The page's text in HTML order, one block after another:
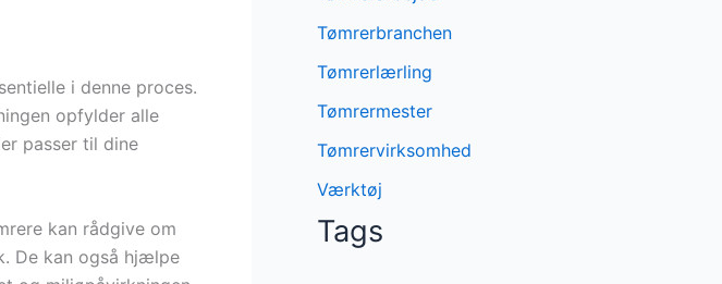
i denne proces.
opfylder alle
passer til dine
kan rådgive om
De kan også hjælpe
Tømrerbranchen
Tømrerlærling
Tømrermester
Tømrervirksomhed
Værktøj
Tags